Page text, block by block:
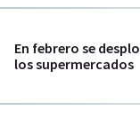
En febrero se
los supermercados